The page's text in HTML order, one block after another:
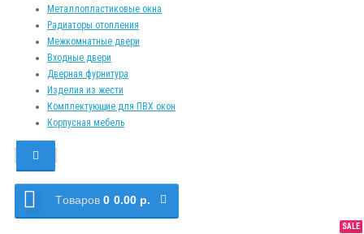
Металлопластиковые окна
Радиаторы отопления
Межкомнатные двери
Входные двери
Дверная фурнитура
Изделия из жести
Комплектующие для ПВХ окон
Корпусная мебель
Tоваров 0 0.00 р.
NEW
TOP
SALE